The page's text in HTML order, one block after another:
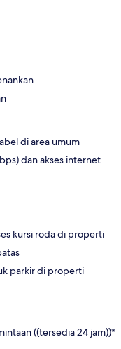
di area umum
dan akses internet
kursi roda di properti
parkir di properti
((tersedia 24 jam))*